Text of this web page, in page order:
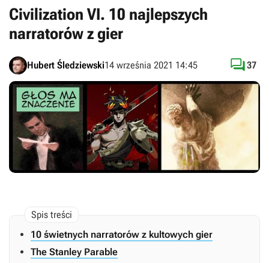
Civilization VI. 10 najlepszych
narratorów z gier
Hubert Śledziewski14 września 2021 14:45 37
10 świetnych narratorów z kultowych gier
The Stanley Parable